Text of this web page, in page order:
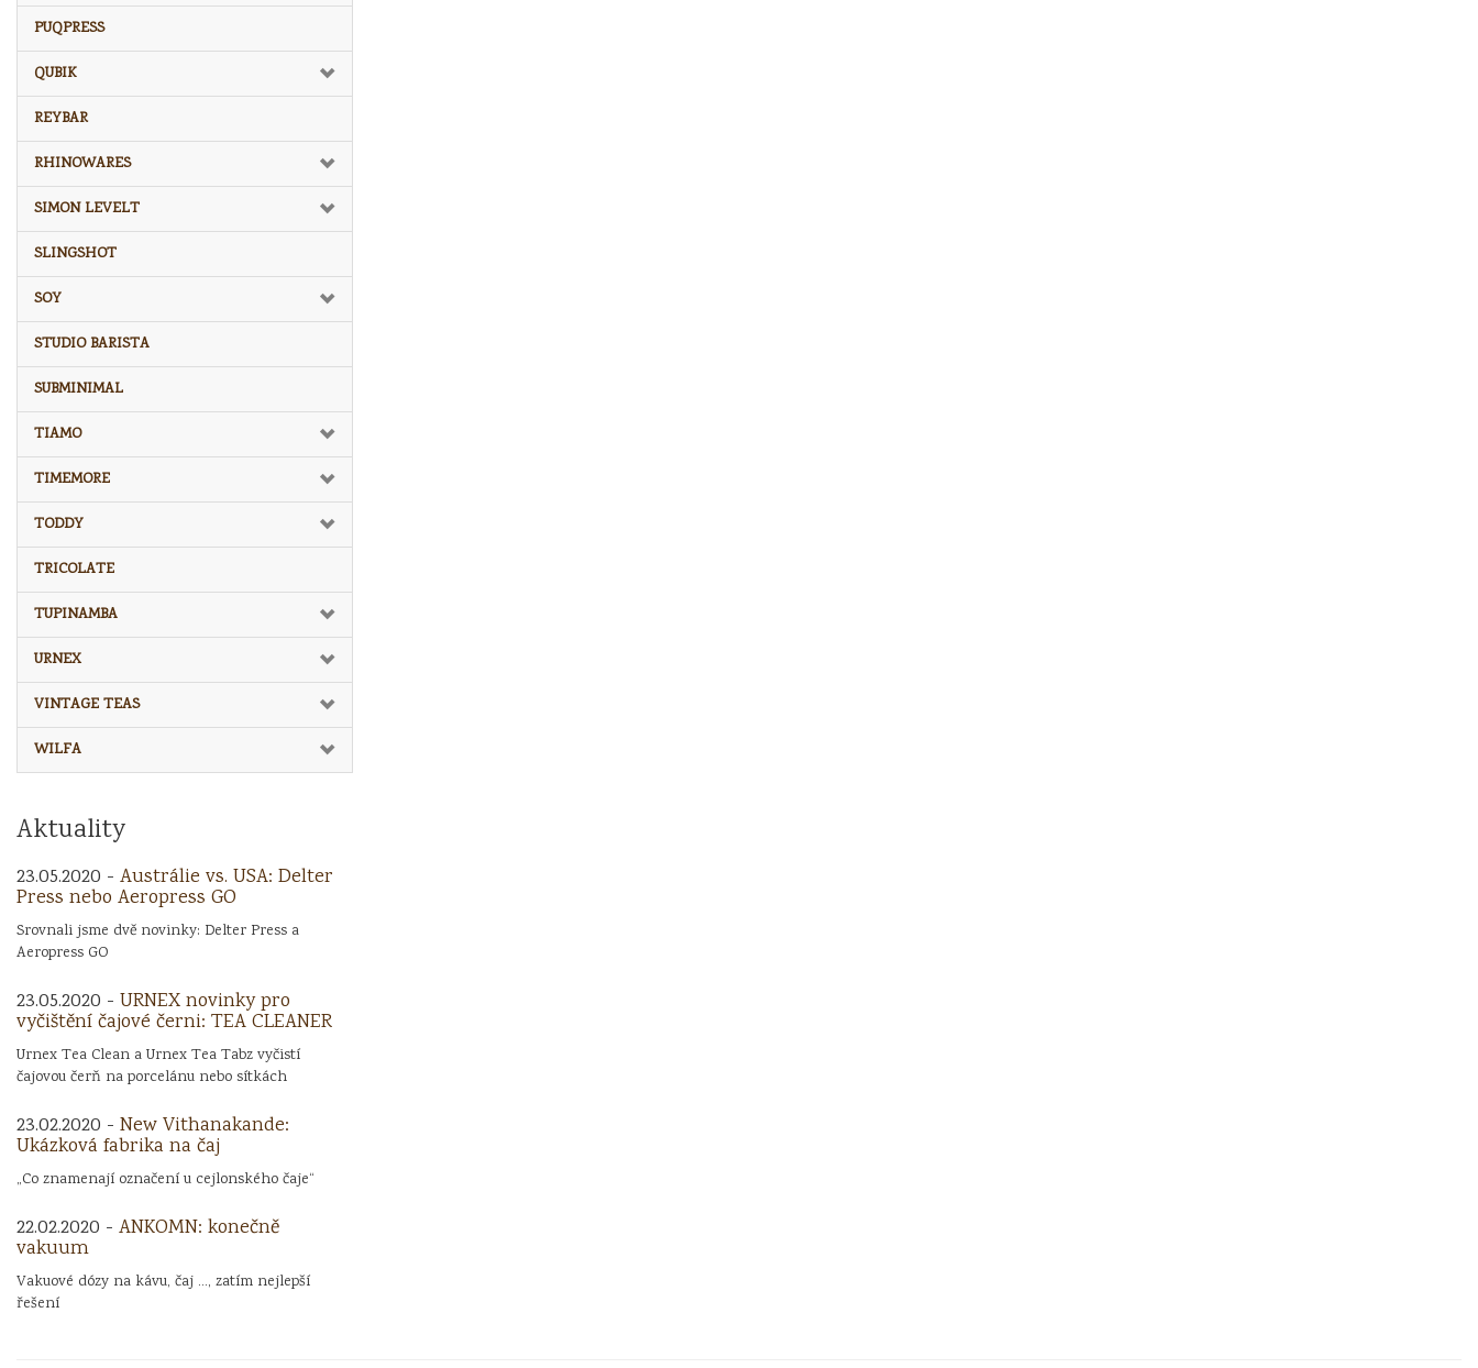
PUQPRESS
QUBIK
REYBAR
RHINOWARES
SIMON LEVELT
SLINGSHOT
SOY
STUDIO BARISTA
SUBMINIMAL
TIAMO
TIMEMORE
TODDY
TRICOLATE
TUPINAMBA
URNEX
VINTAGE TEAS
WILFA
Aktuality
23.05.2020 - Austrálie vs. USA: Delter
Press nebo Aeropress GO
Srovnali jsme dvě novinky: Delter Press a
Aeropress GO
23.05.2020 - URNEX novinky pro
vyčištění čajové černi: TEA CLEANER
Urnex Tea Clean a Urnex Tea Tabz vyčistí
čajovou čerň na porcelánu nebo sítkách
23.02.2020 - New Vithanakande:
Ukázková fabrika na čaj
„Co znamenají označení u cejlonského čaje“
22.02.2020 - ANKOMN: konečně
vakuum
Vakuové dózy na kávu, čaj ..., zatím nejlepší
řešení